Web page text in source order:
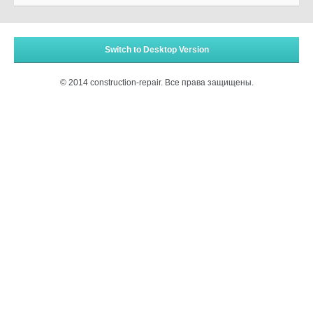
Switch to Desktop Version
© 2014 construction-repair. Все права защищены.